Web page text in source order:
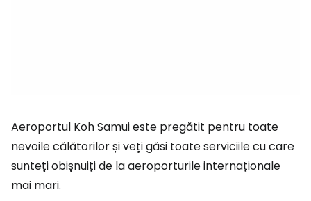
Aeroportul Koh Samui este pregătit pentru toate
nevoile călătorilor și veți găsi toate serviciile cu care
sunteți obișnuiți de la aeroporturile internaționale
mai mari.